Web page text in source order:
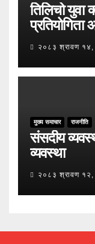
तिलिचो युवा
प्रतियोगिता
२०८३ श्रावण १४,
मुख्य समाचार राजनीति
संसदीय
व्यवस्था
२०८३ श्रावण